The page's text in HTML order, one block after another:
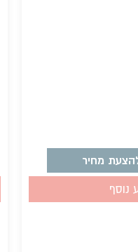
מחיר
נוסף